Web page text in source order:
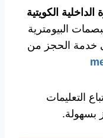
الداخلية الكويتية
البيومترية
خدمة الحجز من
التعليمات
بسهولة.